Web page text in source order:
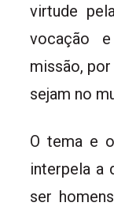
virtude
vocação
missão,
sejam no
O tema e
interpela a
ser